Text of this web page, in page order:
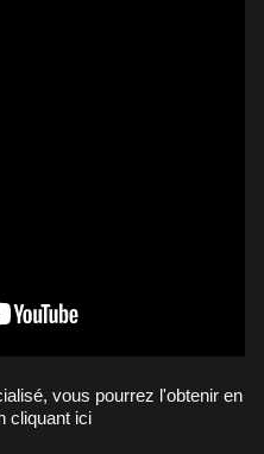
cliquant ici